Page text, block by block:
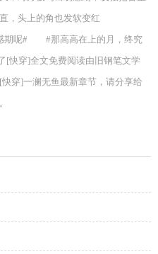
头上的角也发软变红
# #那高高在上的月，终究
[快穿]全文免费阅读由旧钢笔文学
穿]一澜无鱼最新章节，请分享给